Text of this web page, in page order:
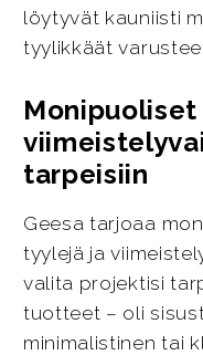
löytyvät kauniisti
tyylikkäät
tarpeisiin
Geesa tarjoaa
tyylejä ja
valita projektisi
tuotteet – oli
minimalistinen tai